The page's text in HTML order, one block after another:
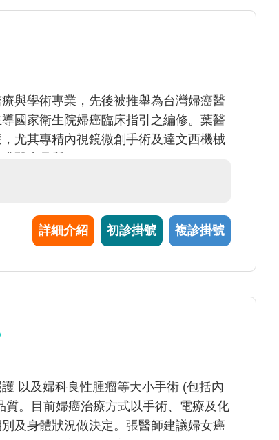
與學術專業，先後被推舉為台灣婦癌醫
國家衛生院婦癌臨床指引之編修。葉醫
尤其專精內視鏡微創手術及達文西機械
詳細介紹 初診掛號 複診掛號
以及婦科良性腫瘤等大小手術 (包括內
。目前婦癌治療方式以手術、電療及化
及身體狀況做決定。張醫師建議婦女癌